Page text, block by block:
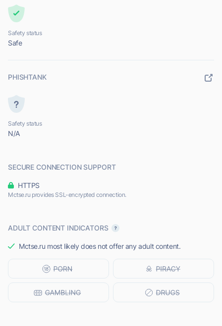
Safety status
Safe
PHISHTANK
Safety status
N/A
SECURE CONNECTION SUPPORT
HTTPS
Mctse.ru provides SSL-encrypted connection.
ADULT CONTENT INDICATORS
Mctse.ru most likely does not offer any adult content.